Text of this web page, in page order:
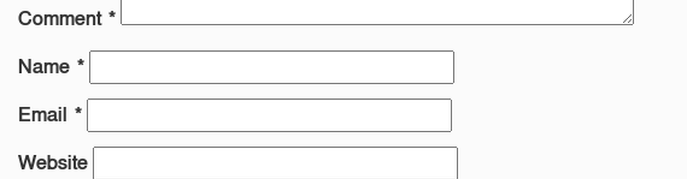
Comment *
Name *
Email *
Website